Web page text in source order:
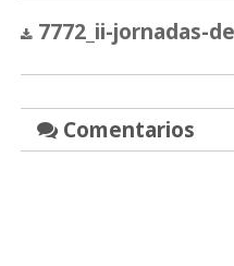
7772_ii-jornadas-
Comentarios